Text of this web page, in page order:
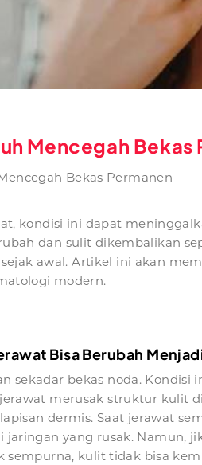
Mencegah Bekas
Bekas Permanen
kondisi ini dapat
dan sulit dikembalikan
awal. Artikel ini akan
modern.
Bisa Berubah
sekadar bekas noda. Kondisi
merusak struktur kulit
dermis. Saat jerawat
jaringan yang rusak. Namun,
sempurna, kulit tidak bisa